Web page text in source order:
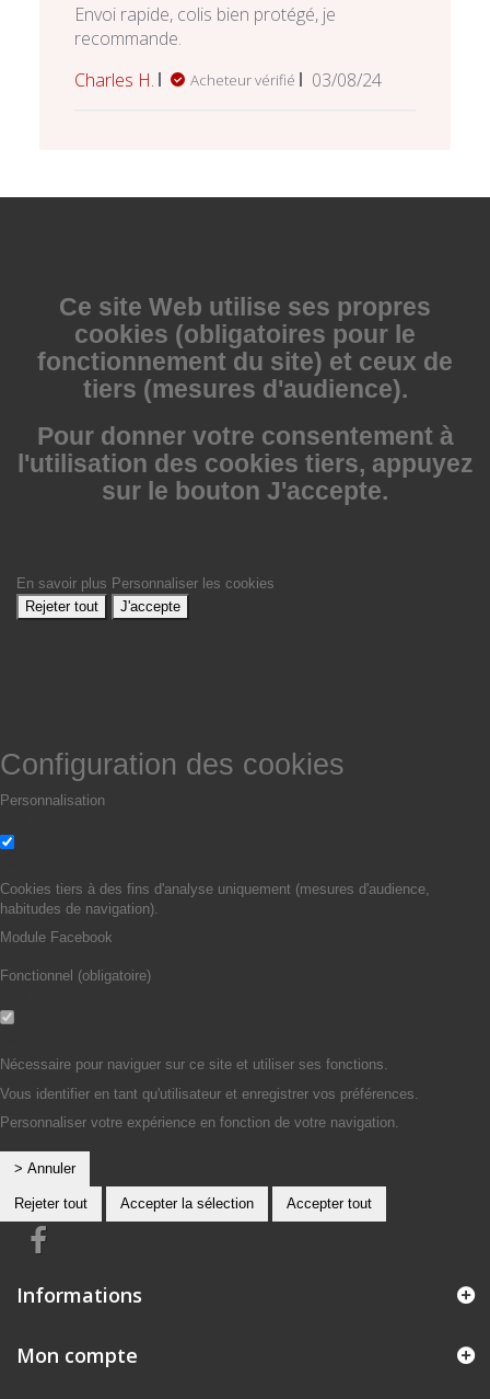
Envoi rapide, colis bien protégé, je
recommande.
Charles H.
Acheteur vérifié
Date
03/08/24
Ce site Web utilise ses propres
cookies (obligatoires pour le
fonctionnement du site) et ceux de
tiers (mesures d'audience).
Pour donner votre consentement à
l'utilisation des cookies tiers, appuyez
sur le bouton J'accepte.
En savoir plus Personnaliser les cookies
Rejeter tout
J'accepte
Configuration des cookies
Personnalisation
Cookies tiers à des fins d'analyse uniquement (mesures d'audience,
habitudes de navigation).
Module Facebook
Fonctionnel (obligatoire)
Nécessaire pour naviguer sur ce site et utiliser ses fonctions.
Vous identifier en tant qu'utilisateur et enregistrer vos préférences.
Personnaliser votre expérience en fonction de votre navigation.
> Annuler
Rejeter tout Accepter la sélection Accepter tout
Informations
Mon compte